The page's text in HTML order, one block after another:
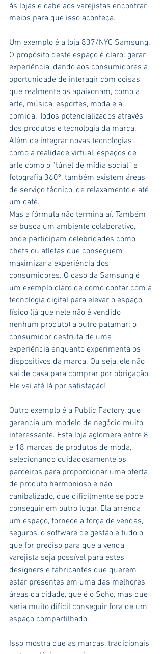
às lojas e cabe aos varejistas encontrar
meios para que isso aconteça.
Um exemplo é a loja 837/NYC Samsung.
O propósito deste espaço é claro: gerar
experiência, dando aos consumidores a
oportunidade de interagir com coisas
que realmente os apaixonam, como a
arte, música, esportes, moda e a
comida. Todos potencializados através
dos produtos e tecnologia da marca.
Além de integrar novas tecnologias
como a realidade virtual, espaços de
arte como o “túnel de mídia social” e
fotografia 360º, também existem áreas
de serviço técnico, de relaxamento e até
um café.
Mas a fórmula não termina aí. Também
se busca um ambiente colaborativo,
onde participam celebridades como
chefs ou atletas que conseguem
maximizar a experiência dos
consumidores. O caso da Samsung é
um exemplo claro de como contar com a
tecnologia digital para elevar o espaço
físico (já que nele não é vendido
nenhum produto) a outro patamar: o
consumidor desfruta de uma
experiência enquanto experimenta os
dispositivos da marca. Ou seja, ele não
sai de casa para comprar por obrigação.
Ele vai até lá por satisfação!
Outro exemplo é a Public Factory, que
gerencia um modelo de negócio muito
interessante. Esta loja aglomera entre 8
e 18 marcas de produtos de moda,
selecionando cuidadosamente os
parceiros para proporcionar uma oferta
de produto harmonioso e não
canibalizado, que dificilmente se pode
conseguir em outro lugar. Ela arrenda
um espaço, fornece a força de vendas,
seguros, o software de gestão e tudo o
que for preciso para que a venda
varejista seja possível para estes
designers e fabricantes que querem
estar presentes em uma das melhores
áreas da cidade, que é o Soho, mas que
seria muito difícil conseguir fora de um
espaço compartilhado.
Isso mostra que as marcas, tradicionais